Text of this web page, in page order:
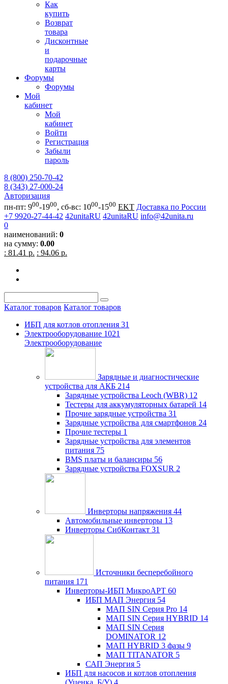
Как
купить
Возврат
товара
Дисконтные
и
подарочные
карты
Форумы
Форумы
Мой
кабинет
Мой
кабинет
Войти
Регистрация
Забыли
пароль
8 (800) 250-70-42
8 (343) 27-000-24
Авторизация
пн-пт: 900-1900, сб-вс: 1000-1500 EKT Доставка по России
+7 9920-27-44-42 42unitaRU 42unitaRU info@42unita.ru
0
наименований: 0
на сумму: 0.00
: 81.41 р. : 94.06 р.
Каталог товаров Каталог товаров
ИБП для котлов отопления 31
Электрооборудование 1021
Электрооборудование
Зарядные и диагностические
устройства для АКБ 214
Зарядные устройства Leoch (WBR) 12
Тестеры для аккумуляторных батарей 14
Прочие зарядные устройства 31
Зарядные устройства для смартфонов 24
Прочие тестеры 1
Зарядные устройства для элементов
питания 75
BMS платы и балансиры 56
Зарядные устройства FOXSUR 2
Инверторы напряжения 44
Автомобильные инверторы 13
Инверторы СибКонтакт 31
Источники бесперебойного
питания 171
Инверторы-ИБП МикроАРТ 60
ИБП МАП Энергия 54
МАП SIN Серия Pro 14
МАП SIN Серия HYBRID 14
МАП SIN Серия
DOMINATOR 12
МАП HYBRID 3 фазы 9
МАП TITANATOR 5
САП Энергия 5
ИБП для насосов и котлов отопления